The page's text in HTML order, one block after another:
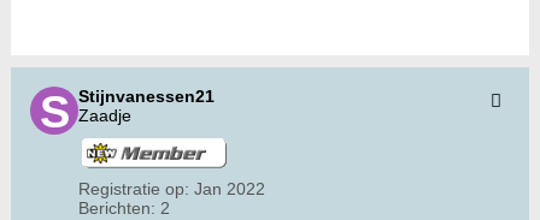
Stijnvanessen21
Zaadje
Registratie op: Jan 2022
Berichten: 2